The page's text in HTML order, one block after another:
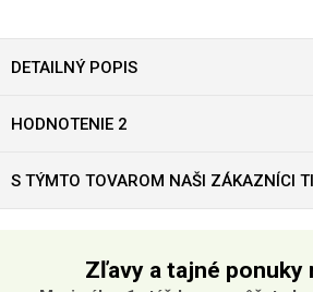
DETAILNÝ POPIS
HODNOTENIE 2
S TÝMTO TOVAROM NAŠI ZÁKAZNÍCI
Zľavy a tajné ponuky